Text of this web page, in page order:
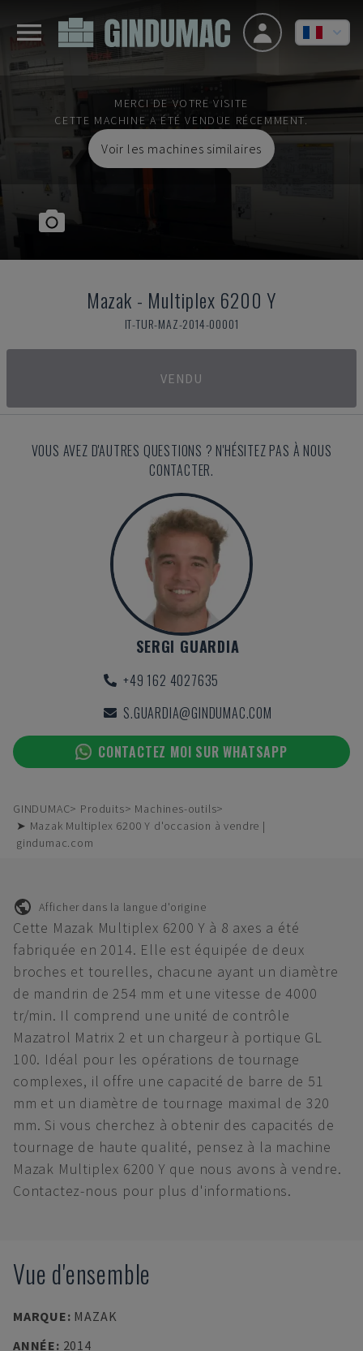
MERCI DE VOTRE VISITE
CETTE MACHINE A ÉTÉ VENDUE RÉCEMMENT.
Voir les machines similaires
Mazak - Multiplex 6200 Y
IT-TUR-MAZ-2014-00001
VENDU
VOUS AVEZ D'AUTRES QUESTIONS ? N'HÉSITEZ PAS À NOUS
CONTACTER.
SERGI GUARDIA
+49 162 4027635
S.GUARDIA@GINDUMAC.COM
CONTACTEZ MOI SUR WHATSAPP
GINDUMAC Produits
Machines-outils
➤ Mazak Multiplex 6200 Y d'occasion à vendre |
gindumac.com
Afficher dans la langue d'origine
Cette Mazak Multiplex 6200 Y à 8 axes a été
fabriquée en 2014. Elle est équipée de deux
broches et tourelles, chacune ayant un diamètre
de mandrin de 254 mm et une vitesse de 4000
tr/min. Il comprend une unité de contrôle
Mazatrol Matrix 2 et un chargeur à portique GL
100. Idéal pour les opérations de tournage
complexes, il offre une capacité de barre de 51
mm et un diamètre de tournage maximal de 320
mm. Si vous cherchez à obtenir des capacités de
tournage de haute qualité, pensez à la machine
Mazak Multiplex 6200 Y que nous avons à vendre.
Contactez-nous pour plus d'informations.
Vue d'ensemble
MARQUE: MAZAK
ANNÉE: 2014